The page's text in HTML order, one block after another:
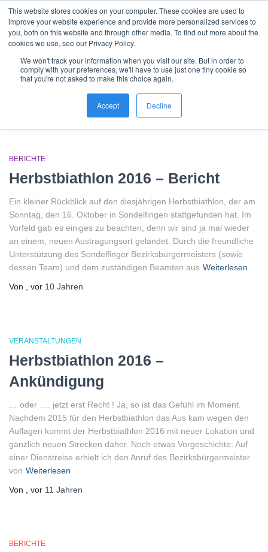
This website stores cookies on your computer. These cookies are used to
improve your website experience and provide more personalized services to
you, both on this website and through other media. To find out more about the
cookies we use, see our Privacy Policy.
We won't track your information when you visit our site. But in order to
comply with your preferences, we'll have to use just one tiny cookie so
that you're not asked to make this choice again.
Accept Decline
Nordic Sports Reutlingen
outdoor ist in
nordic walking
BERICHTE
Herbstbiathlon 2016 – Bericht
Ein kleiner Rückblick auf den diesjährigen Herbstbiathlon, der am
Sonntag, den 16. Oktober in Sondelfingen stattgefunden hat. Im
Vorfeld gab es einiges zu beachten, denn wir sind ja mal wieder
an einem, neuen Austragungsort gelandet. Durch die freundliche
Unterstützung des Sondelfinger Bezirksbürgermeisters (sowie
dessen Team) und dem zuständigen Beamten aus Weiterlesen
Von
, vor 10 Jahren
VERANSTALTUNGEN
Herbstbiathlon 2016 –
Ankündigung
… oder …. jetzt erst Recht ! Ja, so ist das Gefühl im Moment.
Nachdem 2015 für den Herbstbiathlon das Aus kam wegen den
Auflagen kommt der Herbstbiathlon 2016 mit neuer Lokation und
gänzlich neuen Strecken daher. Noch etwas Vorgeschichte: Auf
einer Dienstreise erhielt ich den Anruf des Bezirksbürgermeister
von Weiterlesen
Von
, vor 11 Jahren
BERICHTE